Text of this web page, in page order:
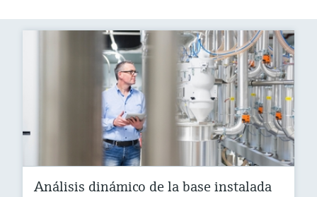
Análisis dinámico de la base instalada